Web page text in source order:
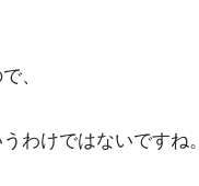
、
わけではないですね。